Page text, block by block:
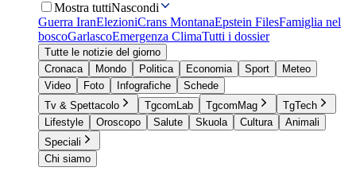
Mostra tuttiNascondi
Guerra IranElezioniCrans MontanaEpstein FilesFamiglia nel
boscoGarlascoEmergenza ClimaTutti i dossier
Tutte le notizie del giorno
Cronaca
Mondo Politica Economia Sport
Meteo
Video
Foto Infografiche
Schede
Tv & Spettacolo
TgcomLab TgcomMag
TgTech
Lifestyle
Oroscopo Salute Skuola Cultura
Animali
Speciali
Chi siamo